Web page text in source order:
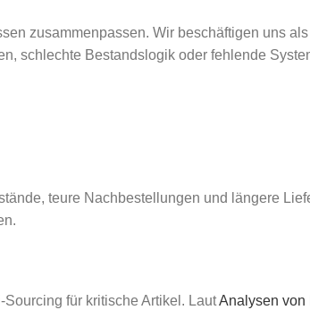
zusammenpassen. Wir beschäftigen uns
schlechte Bestandslogik oder fehlende
teure Nachbestellungen und längere
für kritische Artikel. LautAnalysen von